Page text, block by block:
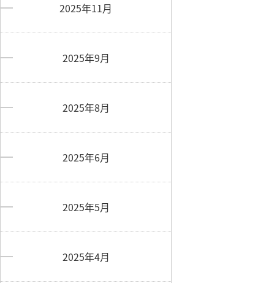
2025年11月
2025年9月
2025年8月
2025年6月
2025年5月
2025年4月